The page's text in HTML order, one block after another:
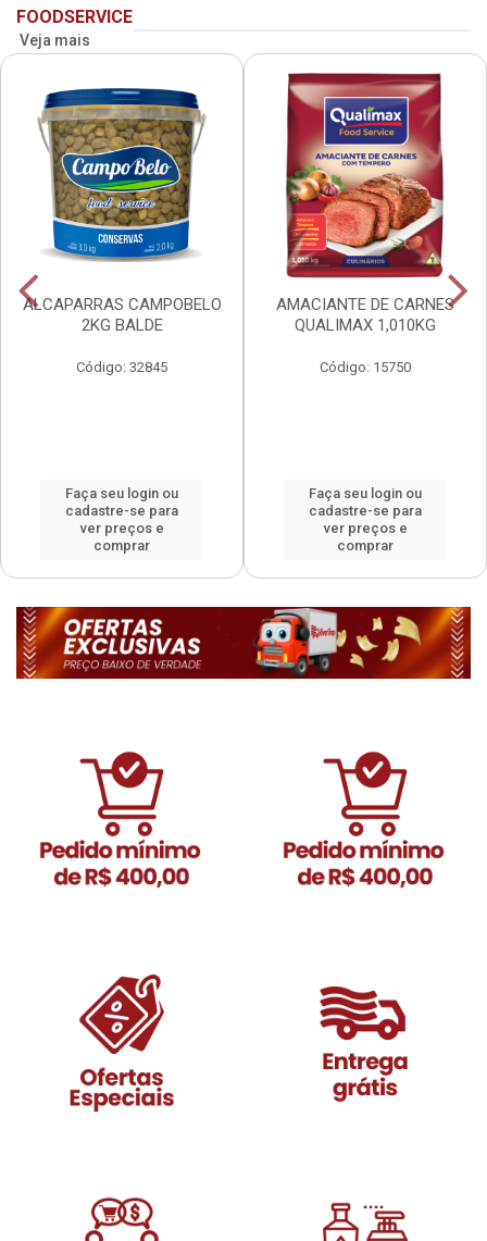
FOODSERVICE
Veja mais
ALCAPARRAS CAMPOBELO
2KG BALDE
Código: 32845
Faça seu login ou
cadastre-se para
ver preços e
comprar
AMACIANTE DE CARNES
QUALIMAX 1,010KG
Código: 15750
Faça seu login ou
cadastre-se para
ver preços e
comprar